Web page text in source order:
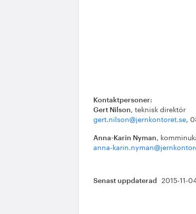
Kontaktpersoner:
Gert Nilson, teknisk direktör
gert.nilson@jernkontoret.se,
Anna-Karin Nyman,
anna-
Senast uppdaterad 2015-11-